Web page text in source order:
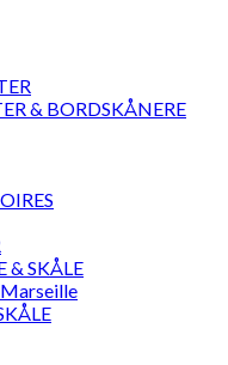
& BORDSKÅNERE
& SKÅLE